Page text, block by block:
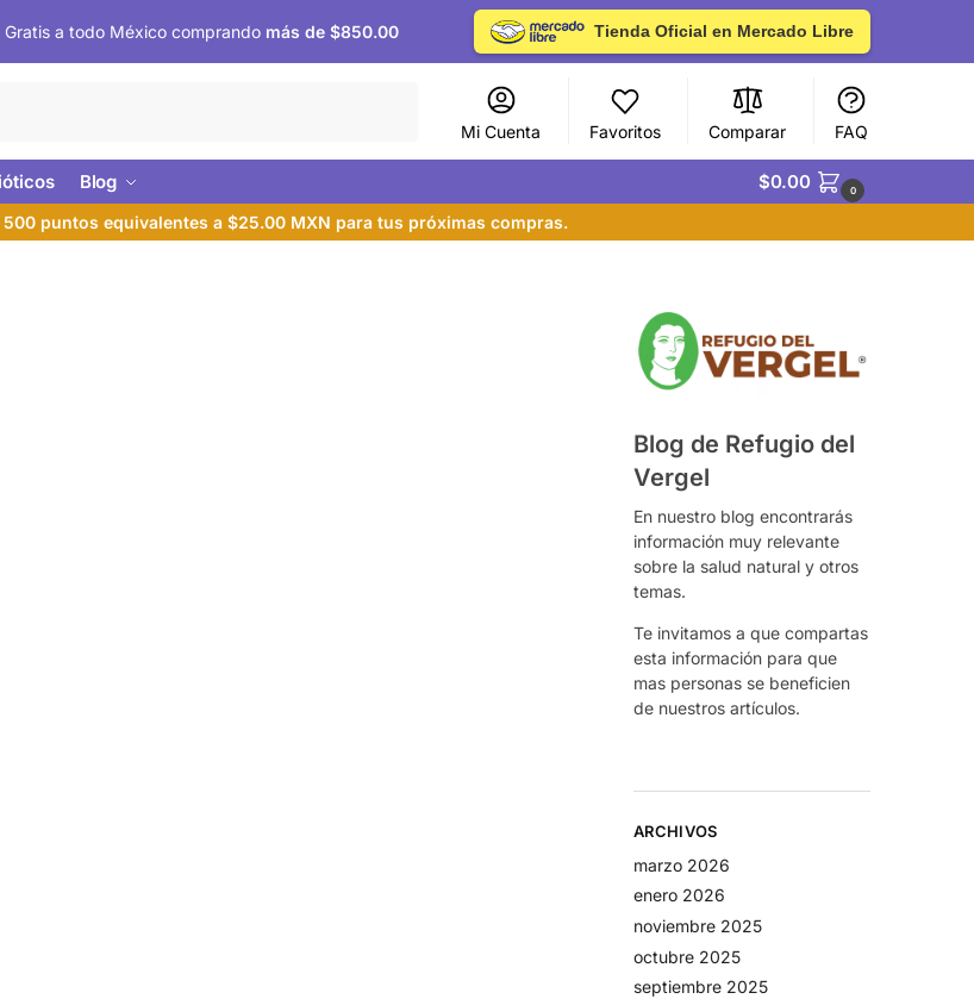
Gratis a todo México comprando más de $850.00 Tienda Oficial en Mercado Libre
Mi Cuenta Favoritos Comparar FAQ
Blog $0.00 0
500 puntos equivalentes a $25.00 MXN para tus próximas compras.
Blog de Refugio del
Vergel
En nuestro blog encontrarás
información muy relevante
sobre la salud natural y otros
temas.
Te invitamos a que compartas
esta información para que
mas personas se beneficien
de nuestros artículos.
ARCHIVOS
marzo 2026
enero 2026
noviembre 2025
octubre 2025
septiembre 2025